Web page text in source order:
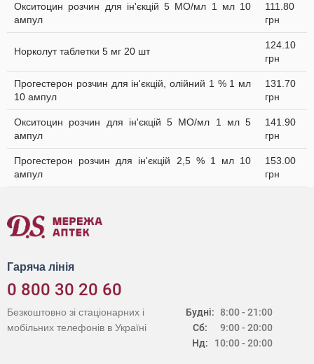
Окситоцин розчин для ін'єкцій 5 МО/мл 1 мл 10
ампул
111.80
грн
Норколут таблетки 5 мг 20 шт
124.10
грн
Прогестерон розчин для ін'єкцій, олійний 1 % 1 мл
10 ампул
131.70
грн
Окситоцин розчин для ін'єкцій 5 МО/мл 1 мл 5
ампул
141.90
грн
Прогестерон розчин для ін'єкцій 2,5 % 1 мл 10
ампул
153.00
грн
Гаряча лінія
0 800 30 20 60
Будні:
Сб:
Нд:
8:00 - 21:00
9:00 - 20:00
10:00 - 20:00
Безкоштовно зі стаціонарних і
мобільних телефонів в Україні